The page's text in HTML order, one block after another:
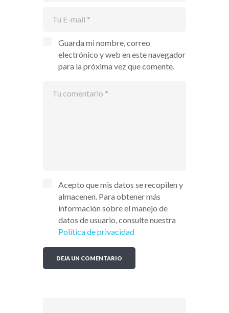
Guarda mi nombre, correo
electrónico y web en este navegador
para la próxima vez que comente.
Acepto que mis datos se recopilen y
almacenen. Para obtener más
información sobre el manejo de
datos de usuario, consulte nuestra
Política de privacidad